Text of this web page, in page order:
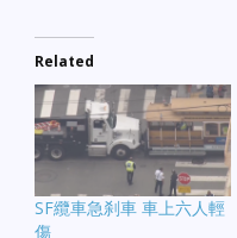
Related
SF纜車急刹車 車上六人輕
傷